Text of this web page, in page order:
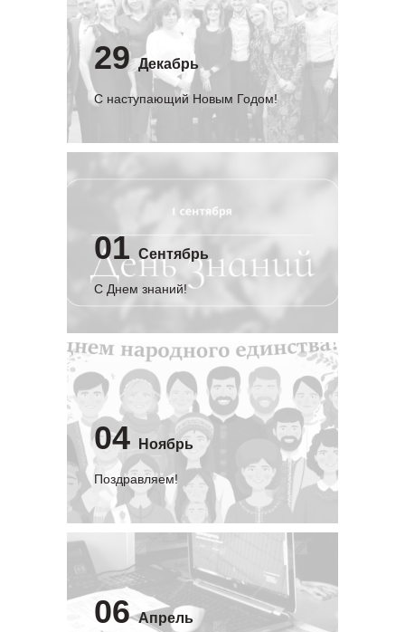
29 Декабрь
С наступающий Новым Годом!
01 Сентябрь
C Днем знаний!
04 Ноябрь
Поздравляем!
06 Апрель